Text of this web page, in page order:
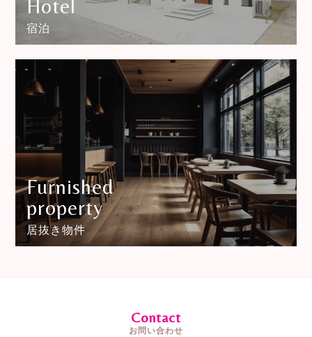
Hotel
宿泊
Furnished
property
居抜き物件
Contact
お問い合わせ